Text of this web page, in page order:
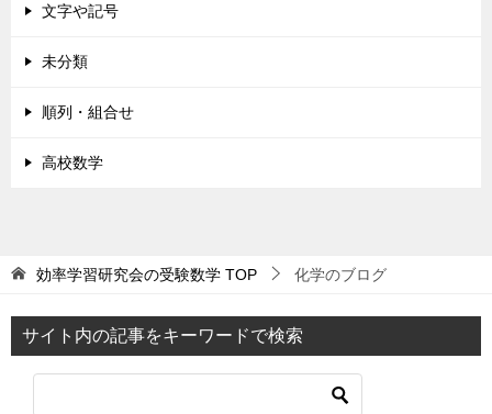
文字や記号
未分類
順列・組合せ
高校数学
効率学習研究会の受験数学 TOP 化学のブログ
サイト内の記事をキーワードで検索